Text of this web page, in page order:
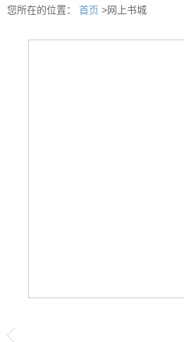
您所在的位置： 首页 >网上书城